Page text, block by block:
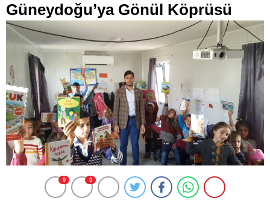
Güneydoğu’ya Gönül Köprüsü
0 0